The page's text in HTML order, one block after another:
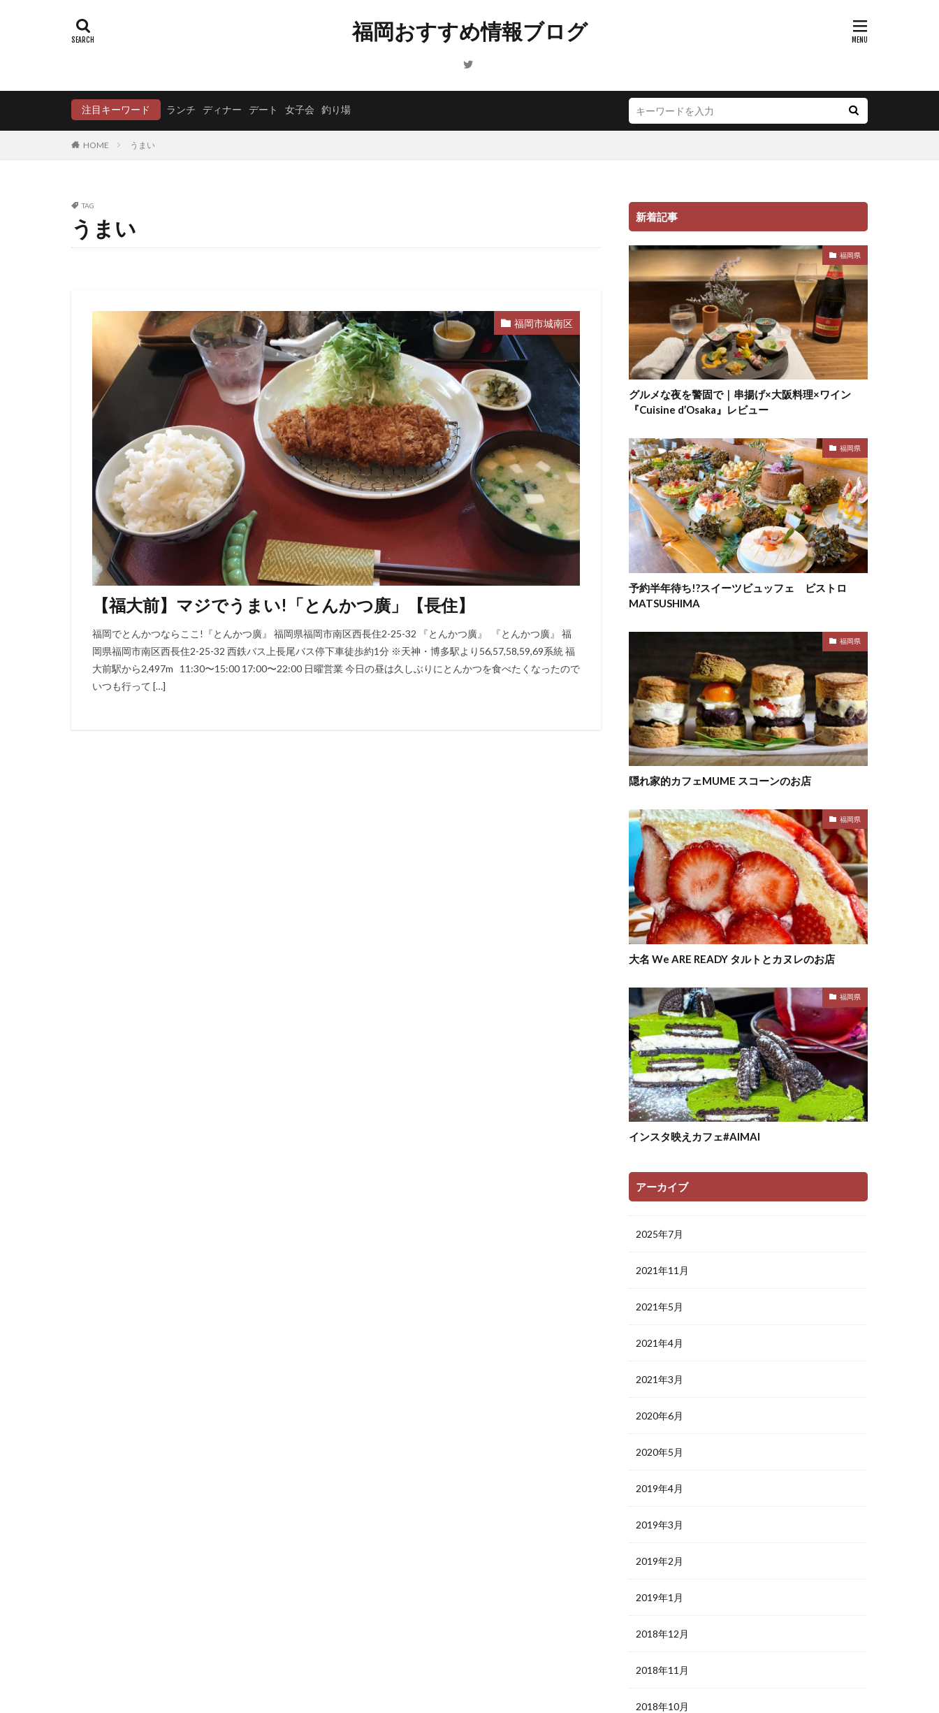
福岡おすすめ情報ブログ
注目キーワード ランチ ディナー デート 女子会 釣り場
HOME うまい
TAG
うまい
福岡市城南区
【福大前】マジでうまい!「とんかつ廣」【長住】
福岡でとんかつならここ!『とんかつ廣』 福岡県福岡市南区西長住2-25-32 『とんかつ廣』 『とんかつ廣』 福
岡県福岡市南区西長住2-25-32 西鉄バス上長尾バス停下車徒歩約1分 ※天神・博多駅より56,57,58,59,69系統 福
大前駅から2,497m 11:30〜15:00 17:00〜22:00 日曜営業 今日の昼は久しぶりにとんかつを食べたくなったので
いつも行って […]
新着記事
福岡県
グルメな夜を警固で｜串揚げ×大阪料理×ワイン
『Cuisine d’Osaka』レビュー
福岡県
予約半年待ち!?スイーツビュッフェ ビストロ
MATSUSHIMA
福岡県
隠れ家的カフェMUME スコーンのお店
福岡県
大名 We ARE READY タルトとカヌレのお店
福岡県
インスタ映えカフェ#AIMAI
アーカイブ
2025年7月
2021年11月
2021年5月
2021年4月
2021年3月
2020年6月
2020年5月
2019年4月
2019年3月
2019年2月
2019年1月
2018年12月
2018年11月
2018年10月